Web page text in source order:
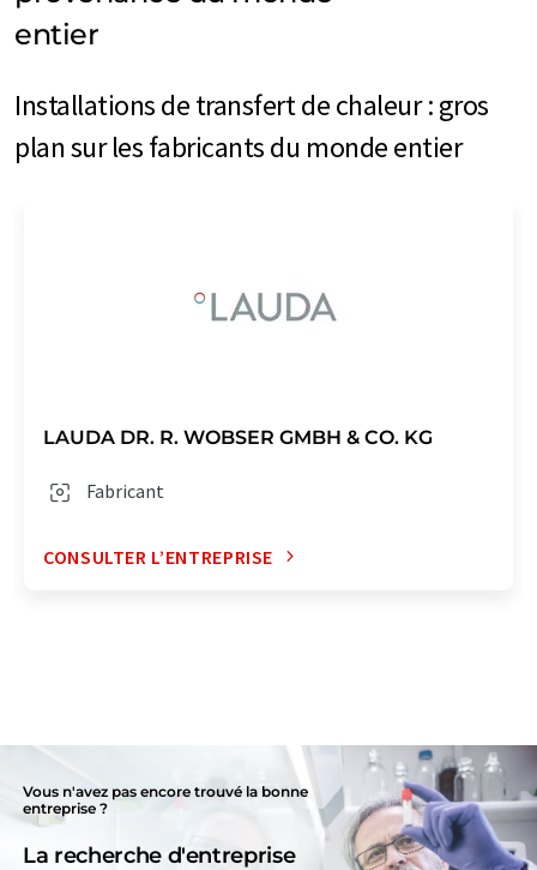
entier
Installations de transfert de chaleur : gros
plan sur les fabricants du monde entier
LAUDA DR. R. WOBSER GMBH & CO. KG
Fabricant
CONSULTER L’ENTREPRISE
Vous n'avez pas encore trouvé la bonne
entreprise ?
La recherche d'entreprise